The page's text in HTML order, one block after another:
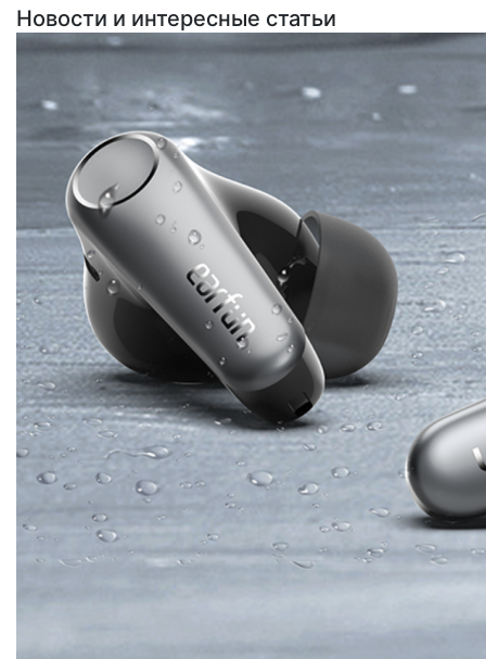
Новости и интересные статьи